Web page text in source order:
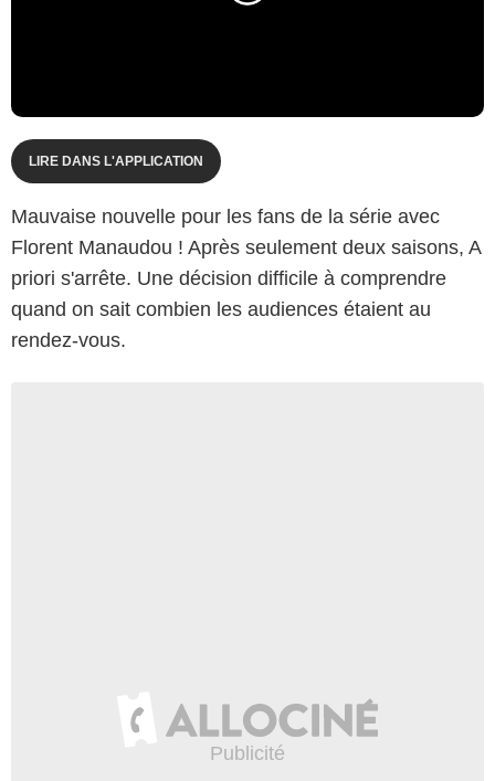
LIRE DANS L'APPLICATION
Mauvaise nouvelle pour les fans de la série avec
Florent Manaudou ! Après seulement deux saisons, A
priori s'arrête. Une décision difficile à comprendre
quand on sait combien les audiences étaient au
rendez-vous.